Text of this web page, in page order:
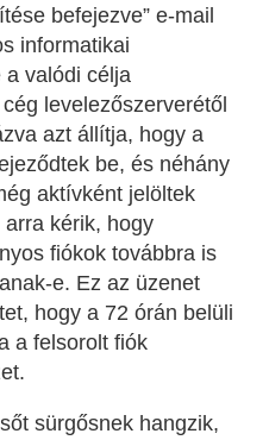
befejezve” e-mail
informatikai
a valódi célja
levelezőszerverétől
azt állítja, hogy a
be, és néhány
aktívként jelöltek
kérik, hogy
fiókok továbbra is
e. Ez az üzenet
hogy a 72 órán belüli
a felsorolt fiók
sürgősnek hangzik,